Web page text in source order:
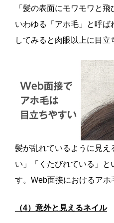
「髪の表面にモワモワと飛
いわゆる「アホ毛」と呼ば
してみると肉眼以上に目立
髪が乱れているように見え
い」「くたびれている」と
す。Web面接におけるアホ
（4）意外と見えるネイル